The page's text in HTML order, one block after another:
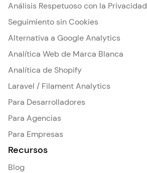
Análisis Respetuoso con la Privacidad
Seguimiento sin Cookies
Alternativa a Google Analytics
Analítica Web de Marca Blanca
Analítica de Shopify
Laravel / Filament Analytics
Para Desarrolladores
Para Agencias
Para Empresas
Recursos
Blog